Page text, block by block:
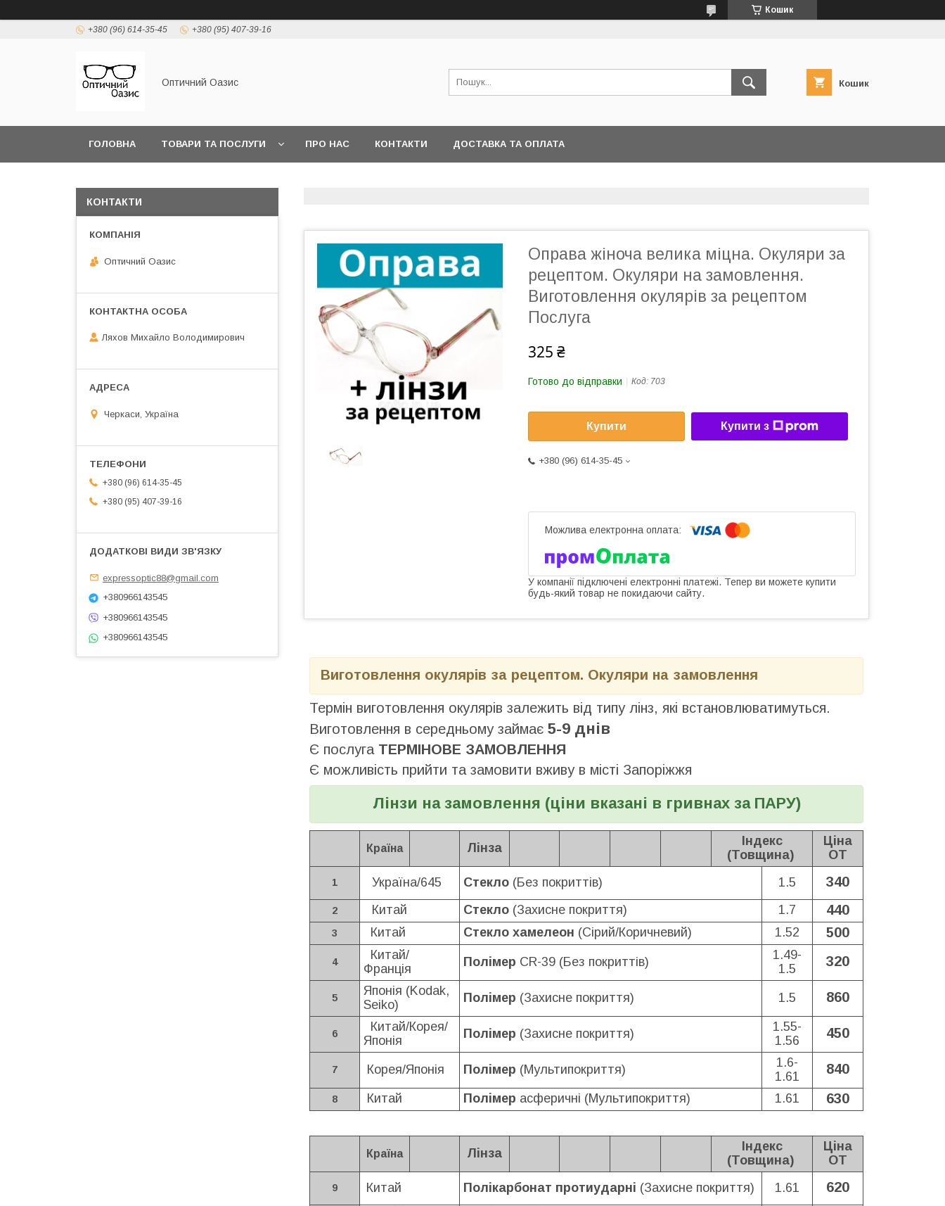
Кошик
+380 (96) 614-35-45 +380 (95) 407-39-16
Оптичний Оазис Кошик
ГОЛОВНА ТОВАРИ ТА ПОСЛУГИ ПРО НАС КОНТАКТИ ДОСТАВКА ТА ОПЛАТА
Оправа жіноча велика міцна. Окуляри за
рецептом. Окуляри на замовлення.
Виготовлення окулярів за рецептом
Послуга
325 ₴
Готово до відправки Код: 703
Купити Купити з
+380 (96) 614-35-45
У компанії підключені електронні платежі. Тепер ви можете купити
будь-який товар не покидаючи сайту.
Виготовлення окулярів за рецептом. Окуляри на замовлення
Термін виготовлення окулярів залежить від типу лінз, які встановлюватимуться.
Виготовлення в середньому займає 5-9 днів
Є послуга ТЕРМІНОВЕ ЗАМОВЛЕННЯ
Є можливість прийти та замовити вживу в місті Запоріжжя
Лінзи на замовлення (ціни вказані в гривнах за ПАРУ)
Країна Лінза
Індекс
(Товщина)
Ціна
ОТ
1 Україна/645 Стекло (Без покриттів) 1.5 340
2 Китай Стекло (Захисне покриття) 1.7 440
3 Китай Стекло хамелеон (Сірий/Коричневий) 1.52 500
4
Китай/
Франція
Полімер CR-39 (Без покриттів)
1.49-
1.5
320
5
Японія (Kodak,
Seiko)
Полімер (Захисне покриття) 1.5 860
6
Китай/Корея/
Японія
Полімер (Захисне покриття)
1.55-
1.56
450
7 Корея/Японія Полімер (Мультипокриття)
1.6-
1.61
840
8 Китай Полімер асферичні (Мультипокриття) 1.61 630
Країна Лінза
Індекс
(Товщина)
Ціна
ОТ
9 Китай Полікарбонат протиударні (Захисне покриття) 1.61 620
КОНТАКТИ
Оптичний Оазис
Ляхов Михайло Володимирович
Черкаси, Україна
+380 (96) 614-35-45
+380 (95) 407-39-16
expressoptic88@gmail.com
+380966143545
+380966143545
+380966143545